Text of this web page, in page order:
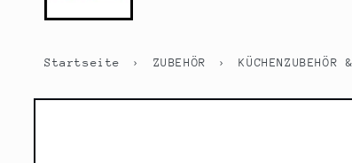
Startseite › ZUBEHÖR › KÜCHENZUBEHÖR